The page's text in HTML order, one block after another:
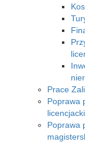
Prace
Poprawa
Poprawa